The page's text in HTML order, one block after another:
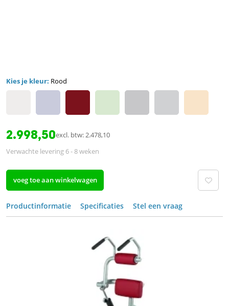
Kies je kleur: Rood
2.998,50excl. btw: 2.478,10
Verwachte levering 6 - 8 weken
voeg toe aan winkelwagen
Productinformatie Specificaties Stel een vraag